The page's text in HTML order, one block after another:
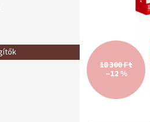
18 300 Ft
–12 %